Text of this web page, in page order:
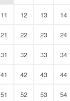
11 12 13 14
21 22 23 24
31 32 33 34
41 42 43 44
51 52 53 54